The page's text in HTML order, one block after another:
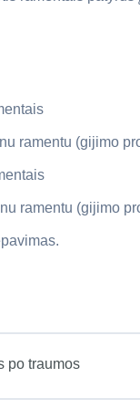
ramentu (gijimo
ramentu (gijimo
po traumos